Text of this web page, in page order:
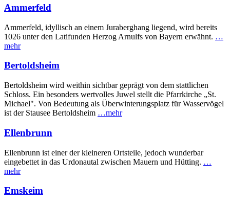
Ammerfeld
Ammerfeld, idyllisch an einem Juraberghang liegend, wird bereits
1026 unter den Latifunden Herzog Arnulfs von Bayern erwähnt. …
mehr
Bertoldsheim
Bertoldsheim wird weithin sichtbar geprägt von dem stattlichen
Schloss. Ein besonders wertvolles Juwel stellt die Pfarrkirche „St.
Michael". Von Bedeutung als Überwinterungsplatz für Wasservögel
ist der Stausee Bertoldsheim …mehr
Ellenbrunn
Ellenbrunn ist einer der kleineren Ortsteile, jedoch wunderbar
eingebettet in das Urdonautal zwischen Mauern und Hütting. …
mehr
Emskeim